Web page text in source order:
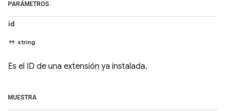
PARÁMETROS
id
string
Es el ID de una extensión ya instalada.
MUESTRA